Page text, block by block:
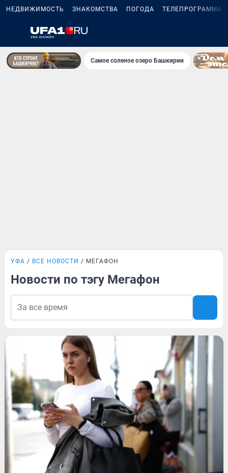
НЕДВИЖИМОСТЬ ЗНАКОМСТВА ПОГОДА ТЕЛЕПРОГРАММА
Самое соленое озеро Башкирии
УФА ВСЕ НОВОСТИ МЕГАФОН
Новости по тэгу Мегафон